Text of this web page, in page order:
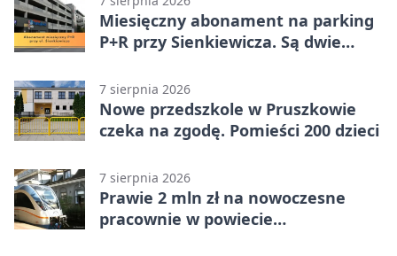
Miesięczny abonament na parking
P+R przy Sienkiewicza. Są dwie
7 sierpnia 2026
Nowe przedszkole w Pruszkowie
czeka na zgodę. Pomieści 200 dzieci
7 sierpnia 2026
Prawie 2 mln zł na nowoczesne
pracownie w powiecie